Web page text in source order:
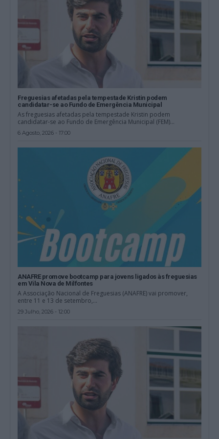
Freguesias afetadas pela tempestade Kristin podem
candidatar-se ao Fundo de Emergência Municipal
As freguesias afetadas pela tempestade Kristin podem
candidatar-se ao Fundo de Emergência Municipal (FEM)...
6 Agosto, 2026 - 17:00
ANAFRE promove bootcamp para jovens ligados às freguesias
em Vila Nova de Milfontes
A Associação Nacional de Freguesias (ANAFRE) vai promover,
entre 11 e 13 de setembro,...
29 Julho, 2026 - 12:00